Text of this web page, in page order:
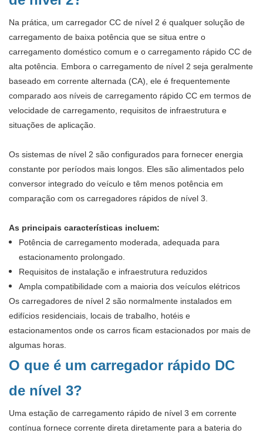
Na prática, um carregador CC de nível 2 é qualquer solução de
carregamento de baixa potência que se situa entre o
carregamento doméstico comum e o carregamento rápido CC de
alta potência. Embora o carregamento de nível 2 seja geralmente
baseado em corrente alternada (CA), ele é frequentemente
comparado aos níveis de carregamento rápido CC em termos de
velocidade de carregamento, requisitos de infraestrutura e
situações de aplicação.
Os sistemas de nível 2 são configurados para fornecer energia
constante por períodos mais longos. Eles são alimentados pelo
conversor integrado do veículo e têm menos potência em
comparação com os carregadores rápidos de nível 3.
As principais características incluem:
Potência de carregamento moderada, adequada para
estacionamento prolongado.
Requisitos de instalação e infraestrutura reduzidos
Ampla compatibilidade com a maioria dos veículos elétricos
Os carregadores de nível 2 são normalmente instalados em
edifícios residenciais, locais de trabalho, hotéis e
estacionamentos onde os carros ficam estacionados por mais de
algumas horas.
O que é um carregador rápido DC
de nível 3?
Uma estação de carregamento rápido de nível 3 em corrente
contínua fornece corrente direta diretamente para a bateria do